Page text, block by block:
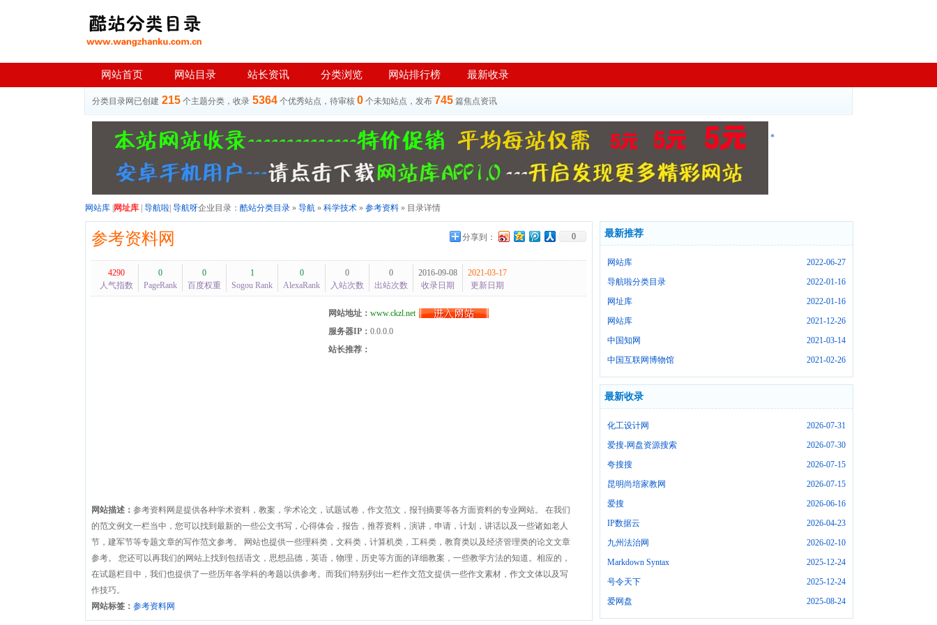
网站首页 网站目录 站长资讯 分类浏览 网站排行榜 最新收录
分类目录网已创建 215 个主题分类，收录 5364 个优秀站点，待审核 0 个未知站点，发布 745 篇焦点资讯
*
网站库 网址库 导航啦 导航呀企业目录： 酷站分类目录 » 导航 » 科学技术 » 参考资料 » 目录详情
分享到： 0
参考资料网
4290
人气指数
0
PageRank
0
百度权重
1
Sogou Rank
0
AlexaRank
0
入站次数
0
出站次数
2016-09-08
收录日期
2021-03-17
更新日期
网站地址： www.ckzl.net
服务器IP： 0.0.0.0
站长推荐：
网站描述： 参考资料网是提供各种学术资料，教案，学术论文，试题试卷，作文范文，报刊摘要等各方面资料的专业网站。 在我们
的范文例文一栏当中，您可以找到最新的一些公文书写，心得体会，报告，推荐资料，演讲，申请，计划，讲话以及一些诸如老人
节，建军节等专题文章的写作范文参考。 网站也提供一些理科类，文科类，计算机类，工科类，教育类以及经济管理类的论文文章
参考。 您还可以再我们的网站上找到包括语文，思想品德，英语，物理，历史等方面的详细教案，一些教学方法的知道。相应的，
在试题栏目中，我们也提供了一些历年各学科的考题以供参考。而我们特别列出一栏作文范文提供一些作文素材，作文文体以及写
作技巧。
网站标签： 参考资料网
最新推荐
2022-06-27
网站库
2022-01-16
导航啦分类目录
2022-01-16
网址库
2021-12-26
网站库
2021-03-14
中国知网
2021-02-26
中国互联网博物馆
最新收录
2026-07-31
化工设计网
2026-07-30
爱搜-网盘资源搜索
2026-07-15
夸搜搜
2026-07-15
昆明尚培家教网
2026-06-16
爱搜
2026-04-23
IP数据云
2026-02-10
九州法治网
2025-12-24
Markdown Syntax
2025-12-24
号令天下
2025-08-24
爱网盘